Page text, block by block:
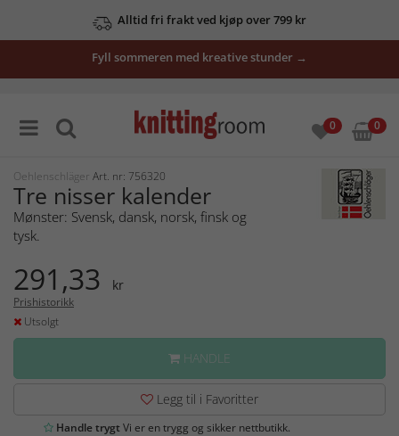
Alltid fri frakt ved kjøp over 799 kr
Fyll sommeren med kreative stunder →
0 0
Oehlenschläger Art. nr: 756320
Tre nisser kalender
Mønster: Svensk, dansk, norsk, finsk og
tysk.
291,33 kr
Prishistorikk
Utsolgt
HANDLE
Legg til i Favoritter
Handle trygtVi er en trygg og sikker nettbutikk.